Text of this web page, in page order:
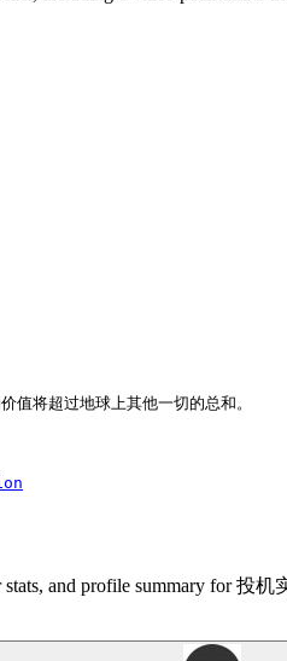
值将超过地球上其他一切的总和。
stats, and profile summary for 投